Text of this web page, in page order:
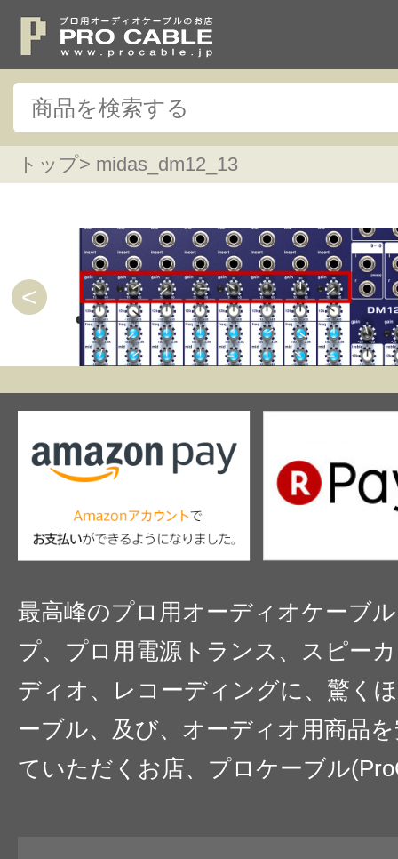
トップ> midas_dm12_13
最高峰のプロ用オーディオケーブ
プ、プロ用電源トランス、スピー
ディオ、レコーディングに、驚く
ーブル、及び、オーディオ用商品
ていただくお店、プロケーブル